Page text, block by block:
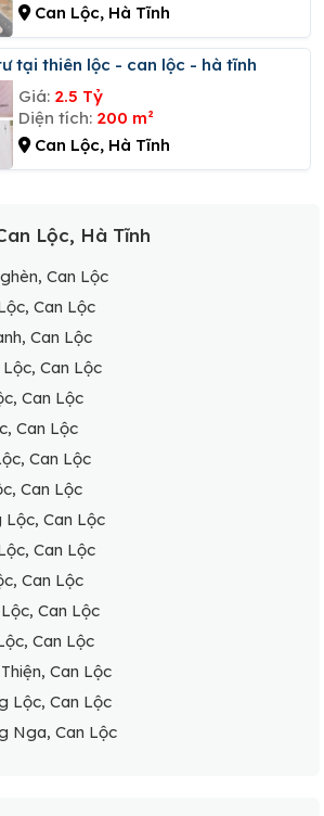
Can Lộc, Hà Tĩnh
tại thiên lộc - can lộc - hà tĩnh
Giá: 2.5 Tỷ
Diện tích: 200 m²
Can Lộc, Hà Tĩnh
Lộc, Hà Tĩnh
Can Lộc
Can Lộc
Can Lộc
Can Lộc
Can Lộc
Can Lộc
Can Lộc
Can Lộc
Lộc, Can Lộc
Can Lộc
Can Lộc
Can Lộc
Can Lộc
Can Lộc
Lộc, Can Lộc
Nga, Can Lộc
Can Lộc